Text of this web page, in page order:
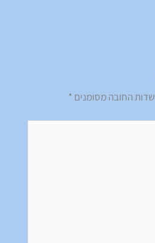
שדות החובה מסומנים *